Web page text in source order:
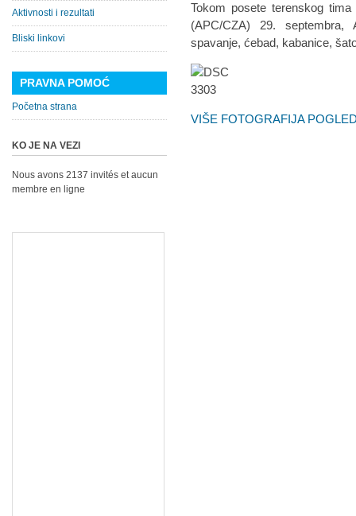
Tokom posete terenskog
(APC/CZA) 29.
spavanje, ćebad, kabanice,
VIŠE FOTOGRAFIJA
Aktivnosti i rezultati
Bliski linkovi
PRAVNA POMOĆ
Početna strana
KO JE NA VEZI
Nous avons 2137 invités et aucun
membre en ligne